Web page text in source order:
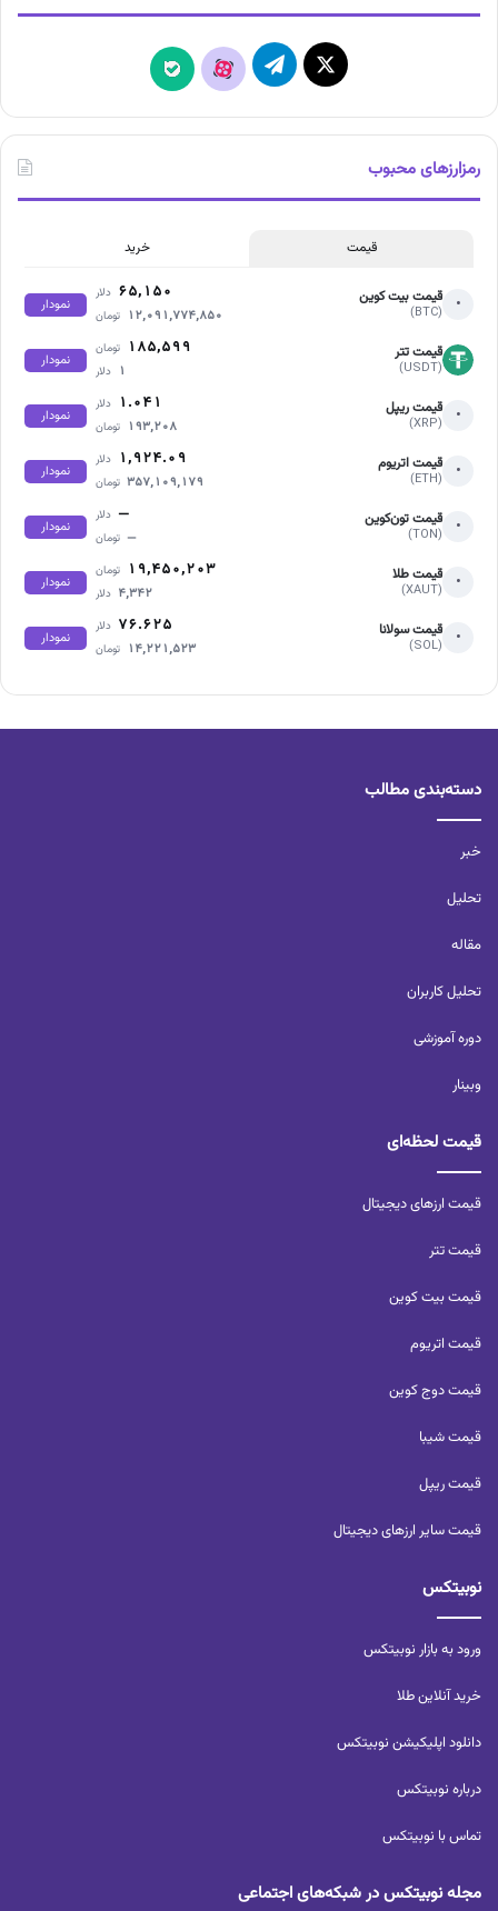
X تلگرام آپارات بله
رمزارزهای محبوب
قیمت خرید
• قیمت بیت کوین
(BTC)
۶۵,۱۵۰ دلار
۱۲,۰۹۱,۷۷۴,۸۵۰ تومان
نمودار
قیمت تتر
(USDT)
۱۸۵,۵۹۹ تومان
۱ دلار
نمودار
• قیمت ریپل
(XRP)
۱.۰۴۱ دلار
۱۹۳,۲۰۸ تومان
نمودار
• قیمت اتریوم
(ETH)
۱,۹۲۴.۰۹ دلار
۳۵۷,۱۰۹,۱۷۹ تومان
نمودار
• قیمت تون‌کوین
(TON)
— دلار
— تومان
نمودار
• قیمت طلا
(XAUT)
۱۹,۴۵۰,۲۰۳ تومان
۴,۳۴۲ دلار
نمودار
• قیمت سولانا
(SOL)
۷۶.۶۲۵ دلار
۱۴,۲۲۱,۵۲۳ تومان
نمودار
دسته‌بندی مطالب
خبر
تحلیل‌
مقاله
تحلیل کاربران‌
دوره آموزشی
وبینار
قیمت لحظه‌ای
قیمت ارزهای دیجیتال
قیمت تتر
قیمت بیت کوین
قیمت اتریوم
قیمت دوج کوین
قیمت شیبا
قیمت ریپل
قیمت سایر ارزهای دیجیتال
نوبیتکس
ورود به بازار نوبیتکس
خرید آنلاین طلا
دانلود اپلیکیشن نوبیتکس
درباره نوبیتکس
تماس با نوبیتکس
مجله نوبیتکس در شبکه‌های اجتماعی